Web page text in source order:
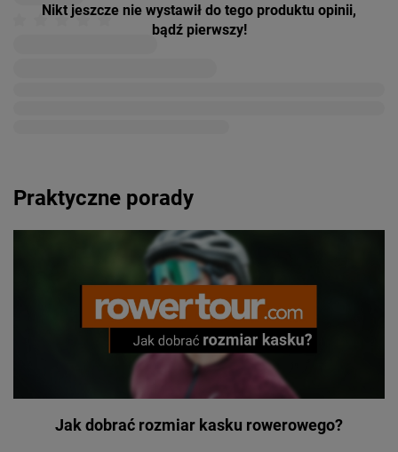
Nikt jeszcze nie wystawił do tego produktu opinii,
bądź pierwszy!
Praktyczne porady
Jak dobrać rozmiar kasku rowerowego?